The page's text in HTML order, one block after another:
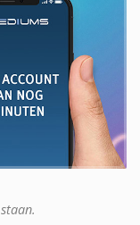
staan.